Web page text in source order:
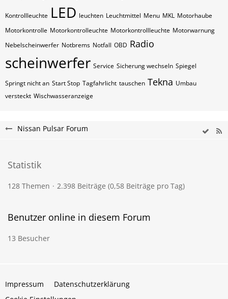
Kontrollleuchte LED leuchten Leuchtmittel Menu MKL Motorhaube
Motorkontrolle Motorkontrolleuchte Motorkontrollleuchte Motorwarnung
Nebelscheinwerfer Notbrems Notfall OBD Radio
scheinwerfer Service Sicherung wechseln Spiegel
Springt nicht an Start Stop Tagfahrlicht tauschen Tekna Umbau
versteckt Wischwasseranzeige
Nissan Pulsar Forum
Statistik
128 Themen 2.398 Beiträge (0,58 Beiträge pro Tag)
Benutzer online in diesem Forum
13 Besucher
Impressum
Datenschutzerklärung